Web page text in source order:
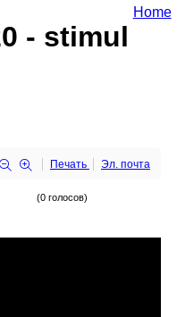
- stimul
Home
Печать Эл. почта
(0 голосов)